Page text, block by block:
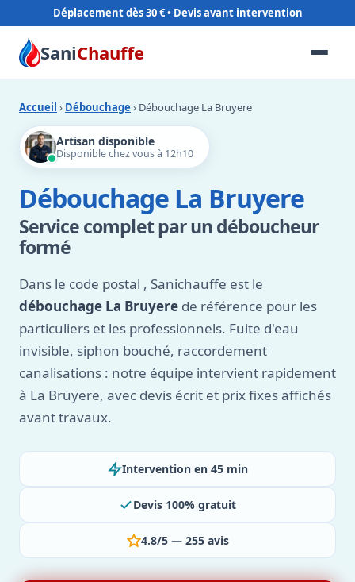
Déplacement dès 30 €
SaniChauffe
Accueil › Débouchage › Débouchage La Bruyere
Artisan disponible
Disponible chez vous à 12h10
Débouchage La Bruyere
Service complet par un déboucheur
formé
Dans le code postal , Sanichauffe est le
débouchage La Bruyere de référence pour les
particuliers et les professionnels. Fuite d'eau
invisible, siphon bouché, raccordement
canalisations : notre équipe intervient rapidement
à La Bruyere, avec devis écrit et prix fixes affichés
avant travaux.
Intervention en 45 min
Devis 100% gratuit
4.8/5 — 255 avis